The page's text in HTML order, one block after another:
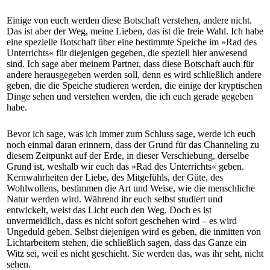
Einige von euch werden diese Botschaft verstehen, andere nicht.
Das ist aber der Weg, meine Lieben, das ist die freie Wahl. Ich habe
eine spezielle Botschaft über eine bestimmte Speiche im »Rad des
Unterrichts« für diejenigen gegeben, die speziell hier anwesend
sind. Ich sage aber meinem Partner, dass diese Botschaft auch für
andere herausgegeben werden soll, denn es wird schließlich andere
geben, die die Speiche studieren werden, die einige der kryptischen
Dinge sehen und verstehen werden, die ich euch gerade gegeben
habe.
Bevor ich sage, was ich immer zum Schluss sage, werde ich euch
noch einmal daran erinnern, dass der Grund für das Channeling zu
diesem Zeitpunkt auf der Erde, in dieser Verschiebung, derselbe
Grund ist, weshalb wir euch das »Rad des Unterrichts« geben.
Kernwahrheiten der Liebe, des Mitgefühls, der Güte, des
Wohlwollens, bestimmen die Art und Weise, wie die menschliche
Natur werden wird. Während ihr euch selbst studiert und
entwickelt, weist das Licht euch den Weg. Doch es ist
unvermeidlich, dass es nicht sofort geschehen wird – es wird
Ungeduld geben. Selbst diejenigen wird es geben, die inmitten von
Lichtarbeitern stehen, die schließlich sagen, dass das Ganze ein
Witz sei, weil es nicht geschieht. Sie werden das, was ihr seht, nicht
sehen.